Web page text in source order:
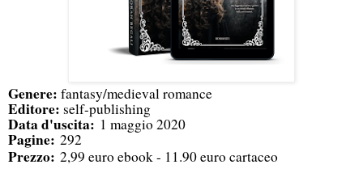
Genere: fantasy/medieval romance
Editore: self-publishing
Data d'uscita: 1 maggio 2020
Pagine: 292
Prezzo: 2,99 euro ebook - 11.90 euro cartaceo